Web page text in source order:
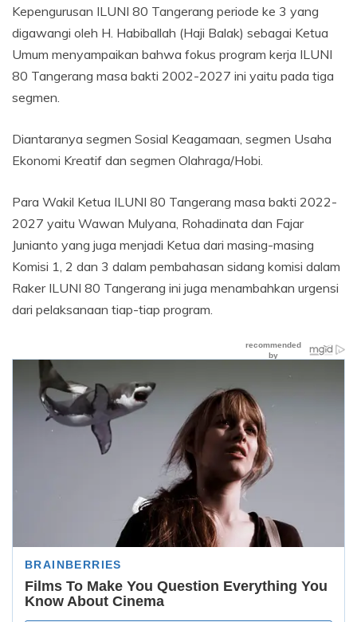
Kepengurusan ILUNI 80 Tangerang periode ke 3 yang
digawangi oleh H. Habiballah (Haji Balak) sebagai Ketua
Umum menyampaikan bahwa fokus program kerja ILUNI
80 Tangerang masa bakti 2002-2027 ini yaitu pada tiga
segmen.
Diantaranya segmen Sosial Keagamaan, segmen Usaha
Ekonomi Kreatif dan segmen Olahraga/Hobi.
Para Wakil Ketua ILUNI 80 Tangerang masa bakti 2022-
2027 yaitu Wawan Mulyana, Rohadinata dan Fajar
Junianto yang juga menjadi Ketua dari masing-masing
Komisi 1, 2 dan 3 dalam pembahasan sidang komisi dalam
Raker ILUNI 80 Tangerang ini juga menambahkan urgensi
dari pelaksanaan tiap-tiap program.